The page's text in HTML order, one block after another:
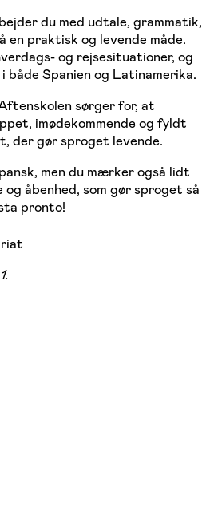
du med udtale, grammatik,
en praktisk og levende måde.
og rejsesituationer, og
Spanien og Latinamerika.
sørger for, at
imødekommende og fyldt
der gør sproget levende.
men du mærker også lidt
åbenhed, som gør sproget så
pronto!